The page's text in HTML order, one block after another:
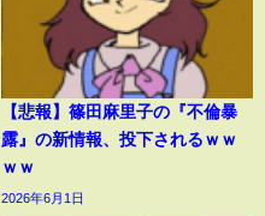
【悲報】篠田麻里子の『不倫暴
露』の新情報、投下されるｗｗ
ｗｗ
2026年6月1日